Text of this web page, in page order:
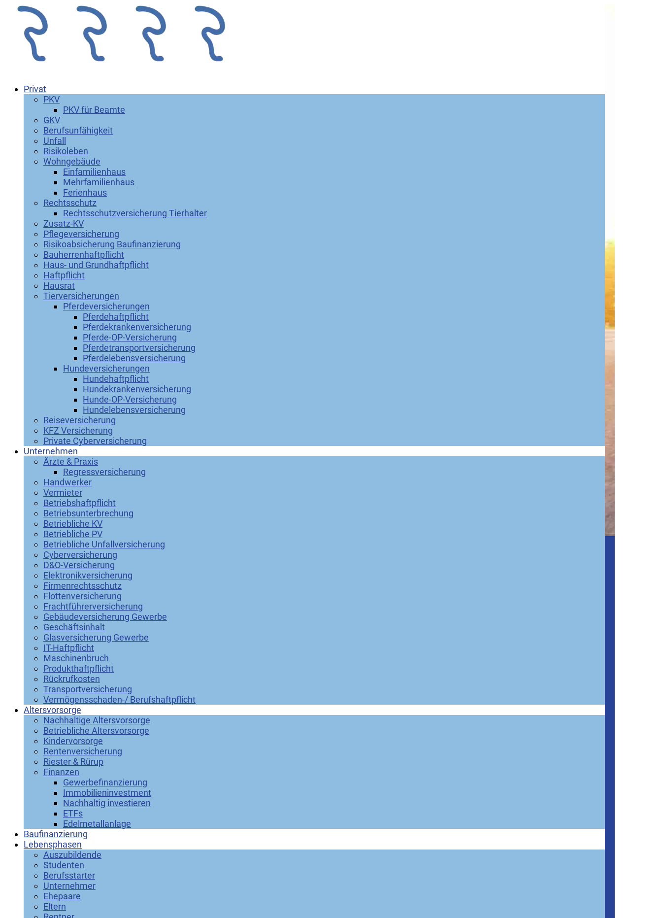
Privat
PKV
PKV für Beamte
GKV
Berufsunfähigkeit
Unfall
Risikoleben
Wohngebäude
Einfamilienhaus
Mehrfamilienhaus
Ferienhaus
Rechtsschutz
Rechtsschutzversicherung Tierhalter
Zusatz-KV
Pflegeversicherung
Risikoabsicherung Baufinanzierung
Bauherrenhaftpflicht
Haus- und Grundhaftpflicht
Haftpflicht
Hausrat
Tierversicherungen
Pferdeversicherungen
Pferdehaftpflicht
Pferdekrankenversicherung
Pferde-OP-Versicherung
Pferdetransportversicherung
Pferdelebensversicherung
Hundeversicherungen
Hundehaftpflicht
Hundekrankenversicherung
Hunde-OP-Versicherung
Hundelebensversicherung
Reiseversicherung
KFZ Versicherung
Private Cyberversicherung
Unternehmen
Ärzte & Praxis
Regressversicherung
Handwerker
Vermieter
Betriebshaftpflicht
Betriebsunterbrechung
Betriebliche KV
Betriebliche PV
Betriebliche Unfallversicherung
Cyberversicherung
D&O-Versicherung
Elektronikversicherung
Firmenrechtsschutz
Flottenversicherung
Frachtführerversicherung
Gebäudeversicherung Gewerbe
Geschäftsinhalt
Glasversicherung Gewerbe
IT-Haftpflicht
Maschinenbruch
Produkthaftpflicht
Rückrufkosten
Transportversicherung
Vermögensschaden-/ Berufshaftpflicht
Altersvorsorge
Nachhaltige Altersvorsorge
Betriebliche Altersvorsorge
Kindervorsorge
Rentenversicherung
Riester & Rürup
Finanzen
Gewerbefinanzierung
Immobilieninvestment
Nachhaltig investieren
ETFs
Edelmetallanlage
Baufinanzierung
Lebensphasen
Auszubildende
Studenten
Berufsstarter
Unternehmer
Ehepaare
Eltern